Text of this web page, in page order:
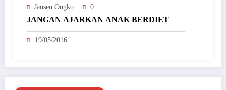
Jansen Ongko 0
JANGAN AJARKAN ANAK BERDIET
19/05/2016